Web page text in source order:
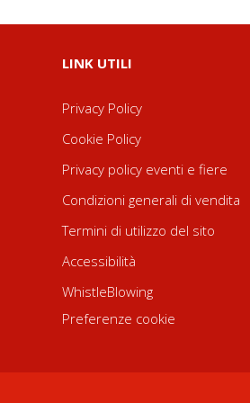
LINK UTILI
Privacy Policy
Cookie Policy
Privacy policy eventi e fiere
Condizioni generali di vendita
Termini di utilizzo del sito
Accessibilità
WhistleBlowing
Preferenze cookie